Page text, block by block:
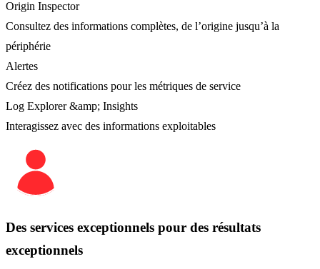
Origin Inspector
Consultez des informations complètes, de l’origine jusqu’à la
périphérie
Alertes
Créez des notifications pour les métriques de service
Log Explorer &amp; Insights
Interagissez avec des informations exploitables
Des services exceptionnels pour des résultats
exceptionnels